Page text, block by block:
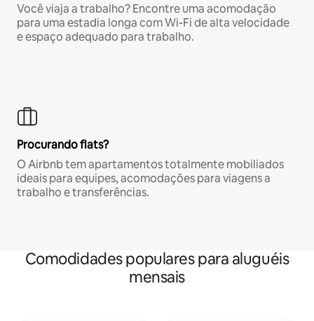
Você viaja a trabalho? Encontre uma acomodação
para uma estadia longa com Wi-Fi de alta velocidade
e espaço adequado para trabalho.
Procurando flats?
O Airbnb tem apartamentos totalmente mobiliados
ideais para equipes, acomodações para viagens a
trabalho e transferências.
Comodidades populares para aluguéis
mensais